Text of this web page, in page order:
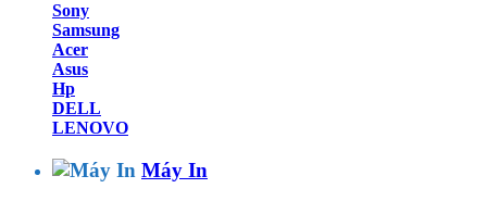
Sony
Samsung
Acer
Asus
Hp
DELL
LENOVO
Máy In